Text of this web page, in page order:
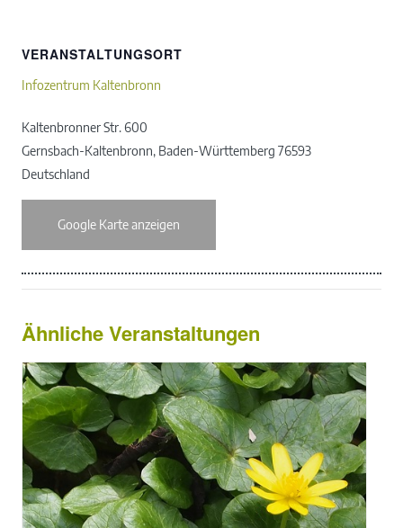
VERANSTALTUNGSORT
Infozentrum Kaltenbronn
Kaltenbronner Str. 600
Gernsbach-Kaltenbronn, Baden-Württemberg 76593
Deutschland
Google Karte anzeigen
Ähnliche Veranstaltungen